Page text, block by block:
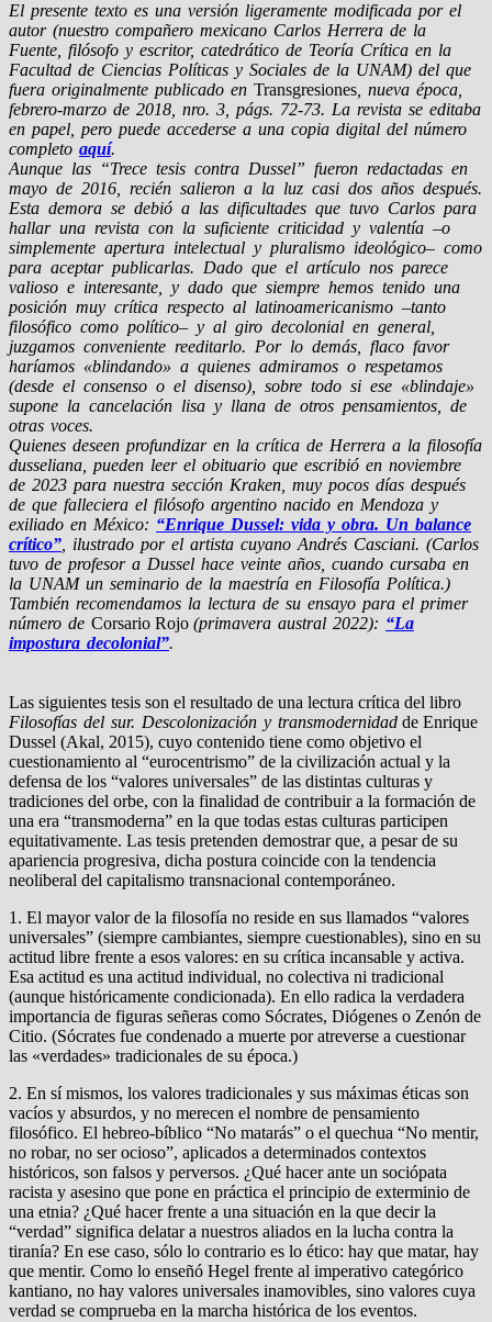
El presente texto es una versión ligeramente modificada por el
autor (nuestro compañero mexicano Carlos Herrera de la
Fuente, filósofo y escritor, catedrático de Teoría Crítica en la
Facultad de Ciencias Políticas y Sociales de la UNAM) del que
fuera originalmente publicado en Transgresiones, nueva época,
febrero-marzo de 2018, nro. 3, págs. 72-73. La revista se editaba
en papel, pero puede accederse a una copia digital del número
completo aquí.
Aunque las “Trece tesis contra Dussel” fueron redactadas en
mayo de 2016, recién salieron a la luz casi dos años después.
Esta demora se debió a las dificultades que tuvo Carlos para
hallar una revista con la suficiente criticidad y valentía –o
simplemente apertura intelectual y pluralismo ideológico– como
para aceptar publicarlas. Dado que el artículo nos parece
valioso e interesante, y dado que siempre hemos tenido una
posición muy crítica respecto al latinoamericanismo –tanto
filosófico como político– y al giro decolonial en general,
juzgamos conveniente reeditarlo. Por lo demás, flaco favor
haríamos «blindando» a quienes admiramos o respetamos
(desde el consenso o el disenso), sobre todo si ese «blindaje»
supone la cancelación lisa y llana de otros pensamientos, de
otras voces.
Quienes deseen profundizar en la crítica de Herrera a la filosofía
dusseliana, pueden leer el obituario que escribió en noviembre
de 2023 para nuestra sección Kraken, muy pocos días después
de que falleciera el filósofo argentino nacido en Mendoza y
exiliado en México: “Enrique Dussel: vida y obra. Un balance
crítico”, ilustrado por el artista cuyano Andrés Casciani. (Carlos
tuvo de profesor a Dussel hace veinte años, cuando cursaba en
la UNAM un seminario de la maestría en Filosofía Política.)
También recomendamos la lectura de su ensayo para el primer
número de Corsario Rojo (primavera austral 2022): “La
impostura decolonial”.
Las siguientes tesis son el resultado de una lectura crítica del libro
Filosofías del sur. Descolonización y transmodernidad de Enrique
Dussel (Akal, 2015), cuyo contenido tiene como objetivo el
cuestionamiento al “eurocentrismo” de la civilización actual y la
defensa de los “valores universales” de las distintas culturas y
tradiciones del orbe, con la finalidad de contribuir a la formación de
una era “transmoderna” en la que todas estas culturas participen
equitativamente. Las tesis pretenden demostrar que, a pesar de su
apariencia progresiva, dicha postura coincide con la tendencia
neoliberal del capitalismo transnacional contemporáneo.
1. El mayor valor de la filosofía no reside en sus llamados “valores
universales” (siempre cambiantes, siempre cuestionables), sino en su
actitud libre frente a esos valores: en su crítica incansable y activa.
Esa actitud es una actitud individual, no colectiva ni tradicional
(aunque históricamente condicionada). En ello radica la verdadera
importancia de figuras señeras como Sócrates, Diógenes o Zenón de
Citio. (Sócrates fue condenado a muerte por atreverse a cuestionar
las «verdades» tradicionales de su época.)
2. En sí mismos, los valores tradicionales y sus máximas éticas son
vacíos y absurdos, y no merecen el nombre de pensamiento
filosófico. El hebreo-bíblico “No matarás” o el quechua “No mentir,
no robar, no ser ocioso”, aplicados a determinados contextos
históricos, son falsos y perversos. ¿Qué hacer ante un sociópata
racista y asesino que pone en práctica el principio de exterminio de
una etnia? ¿Qué hacer frente a una situación en la que decir la
“verdad” significa delatar a nuestros aliados en la lucha contra la
tiranía? En ese caso, sólo lo contrario es lo ético: hay que matar, hay
que mentir. Como lo enseñó Hegel frente al imperativo categórico
kantiano, no hay valores universales inamovibles, sino valores cuya
verdad se comprueba en la marcha histórica de los eventos.